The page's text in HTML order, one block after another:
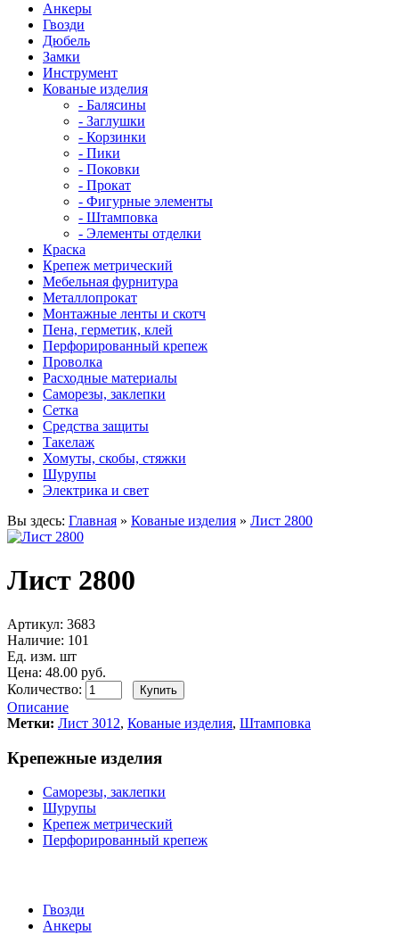
Анкеры
Гвозди
Дюбель
Замки
Инструмент
Кованые изделия
- Балясины
- Заглушки
- Корзинки
- Пики
- Поковки
- Прокат
- Фигурные элементы
- Штамповка
- Элементы отделки
Краска
Крепеж метрический
Мебельная фурнитура
Металлопрокат
Монтажные ленты и скотч
Пена, герметик, клей
Перфорированный крепеж
Проволка
Расходные материалы
Саморезы, заклепки
Сетка
Средства защиты
Такелаж
Хомуты, скобы, стяжки
Шурупы
Электрика и свет
Вы здесь: Главная » Кованые изделия » Лист 2800
Лист 2800
Артикул: 3683
Наличие: 101
Ед. изм. шт
Цена: 48.00 руб.
Количество:
Описание
Метки: Лист 3012, Кованые изделия, Штамповка
Крепежные изделия
Саморезы, заклепки
Шурупы
Крепеж метрический
Перфорированный крепеж
Гвозди
Анкеры